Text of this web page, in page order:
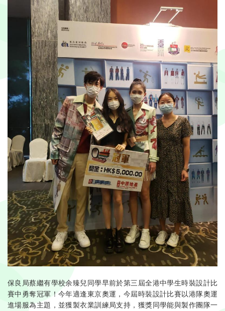
保良局蔡繼有學校余臻兒同學早前於第三屆全港中學生時裝設計比
賽中勇奪冠軍！今年適逢東京奧運，今屆時裝設計比賽以港隊奧運
進場服為主題，並獲製衣業訓練局支持，獲獎同學能與製作團隊一